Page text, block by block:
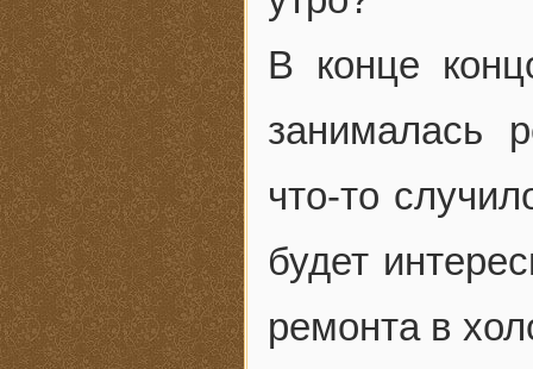
В конце
занималась
что-то
будет
ремонта в